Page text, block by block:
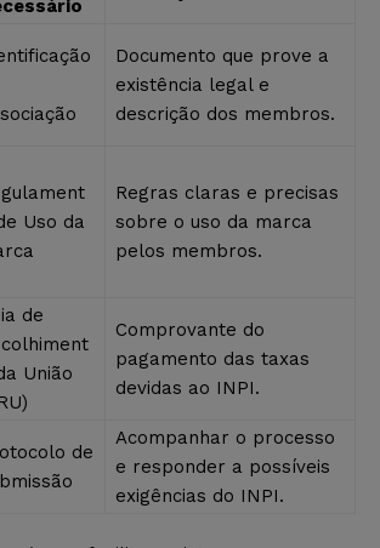
Documento que prove a
existência legal e
descrição dos membros.
Uso da
Regras claras e precisas
sobre o uso da marca
pelos membros.
de
União
Comprovante do
pagamento das taxas
devidas ao INPI.
de
Acompanhar o processo
e responder a possíveis
exigências do INPI.